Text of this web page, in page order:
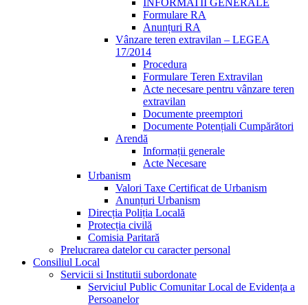
INFORMATII GENERALE
Formulare RA
Anunțuri RA
Vânzare teren extravilan – LEGEA
17/2014
Procedura
Formulare Teren Extravilan
Acte necesare pentru vânzare teren
extravilan
Documente preemptori
Documente Potențiali Cumpărători
Arendă
Informații generale
Acte Necesare
Urbanism
Valori Taxe Certificat de Urbanism
Anunțuri Urbanism
Direcția Poliția Locală
Protecția civilă
Comisia Paritară
Prelucrarea datelor cu caracter personal
Consiliul Local
Servicii si Institutii subordonate
Serviciul Public Comunitar Local de Evidența a
Persoanelor